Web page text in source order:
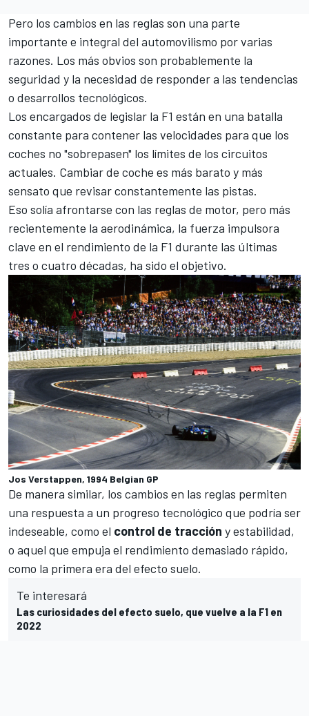
Pero los cambios en las reglas son una parte
importante e integral del automovilismo por varias
razones. Los más obvios son probablemente la
seguridad y la necesidad de responder a las tendencias
o desarrollos tecnológicos.
Los encargados de legislar la F1 están en una batalla
constante para contener las velocidades para que los
coches no "sobrepasen" los límites de los circuitos
actuales. Cambiar de coche es más barato y más
sensato que revisar constantemente las pistas.
Eso solía afrontarse con las reglas de motor, pero más
recientemente la aerodinámica, la fuerza impulsora
clave en el rendimiento de la F1 durante las últimas
tres o cuatro décadas, ha sido el objetivo.
Jos Verstappen, 1994 Belgian GP
De manera similar, los cambios en las reglas permiten
una respuesta a un progreso tecnológico que podría ser
indeseable, como el control de tracción y estabilidad,
o aquel que empuja el rendimiento demasiado rápido,
como la primera era del efecto suelo.
Te interesará
Las curiosidades del efecto suelo, que vuelve a la F1 en
2022